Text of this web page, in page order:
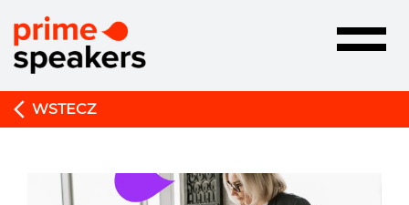
Toggle
WSTECZ